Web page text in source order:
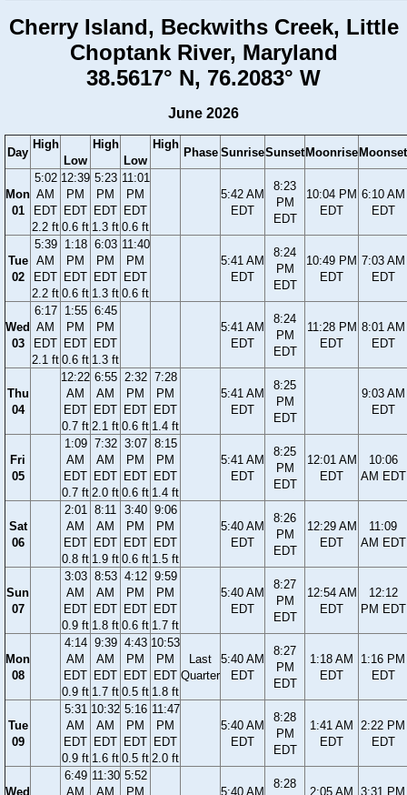
Cherry Island, Beckwiths Creek, Little
Choptank River, Maryland
38.5617° N, 76.2083° W
June 2026
Day
High
Low
High
Low
High
Phase SunriseSunsetMoonriseMoonset
Mon
01
5:02
AM
EDT
2.2 ft
12:39
PM
EDT
0.6 ft
5:23
PM
EDT
1.3 ft
11:01
PM
EDT
0.6 ft
5:42 AM
EDT
8:23
PM
EDT
10:04 PM
EDT
6:10 AM
EDT
Tue
02
5:39
AM
EDT
2.2 ft
1:18
PM
EDT
0.6 ft
6:03
PM
EDT
1.3 ft
11:40
PM
EDT
0.6 ft
5:41 AM
EDT
8:24
PM
EDT
10:49 PM
EDT
7:03 AM
EDT
Wed
03
6:17
AM
EDT
2.1 ft
1:55
PM
EDT
0.6 ft
6:45
PM
EDT
1.3 ft
5:41 AM
EDT
8:24
PM
EDT
11:28 PM
EDT
8:01 AM
EDT
Thu
04
12:22
AM
EDT
0.7 ft
6:55
AM
EDT
2.1 ft
2:32
PM
EDT
0.6 ft
7:28
PM
EDT
1.4 ft
5:41 AM
EDT
8:25
PM
EDT
9:03 AM
EDT
Fri
05
1:09
AM
EDT
0.7 ft
7:32
AM
EDT
2.0 ft
3:07
PM
EDT
0.6 ft
8:15
PM
EDT
1.4 ft
5:41 AM
EDT
8:25
PM
EDT
12:01 AM
EDT
10:06
AM EDT
Sat
06
2:01
AM
EDT
0.8 ft
8:11
AM
EDT
1.9 ft
3:40
PM
EDT
0.6 ft
9:06
PM
EDT
1.5 ft
5:40 AM
EDT
8:26
PM
EDT
12:29 AM
EDT
11:09
AM EDT
Sun
07
3:03
AM
EDT
0.9 ft
8:53
AM
EDT
1.8 ft
4:12
PM
EDT
0.6 ft
9:59
PM
EDT
1.7 ft
5:40 AM
EDT
8:27
PM
EDT
12:54 AM
EDT
12:12
PM EDT
Mon
08
4:14
AM
EDT
0.9 ft
9:39
AM
EDT
1.7 ft
4:43
PM
EDT
0.5 ft
10:53
PM
EDT
1.8 ft
Last
Quarter
5:40 AM
EDT
8:27
PM
EDT
1:18 AM
EDT
1:16 PM
EDT
Tue
09
5:31
AM
EDT
0.9 ft
10:32
AM
EDT
1.6 ft
5:16
PM
EDT
0.5 ft
11:47
PM
EDT
2.0 ft
5:40 AM
EDT
8:28
PM
EDT
1:41 AM
EDT
2:22 PM
EDT
Wed
6:49
AM
11:30
AM
5:52
PM
5:40 AM
8:28
2:05 AM 3:31 PM